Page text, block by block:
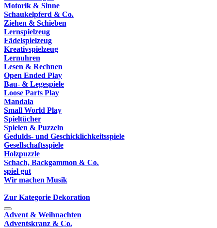
Motorik & Sinne
Schaukelpferd & Co.
Ziehen & Schieben
Lernspielzeug
Fädelspielzeug
Kreativspielzeug
Lernuhren
Lesen & Rechnen
Open Ended Play
Bau- & Legespiele
Loose Parts Play
Mandala
Small World Play
Spieltücher
Spielen & Puzzeln
Gedulds- und Geschicklichkeitsspiele
Gesellschaftsspiele
Holzpuzzle
Schach, Backgammon & Co.
spiel gut
Wir machen Musik
Zur Kategorie Dekoration
Advent & Weihnachten
Adventskranz & Co.